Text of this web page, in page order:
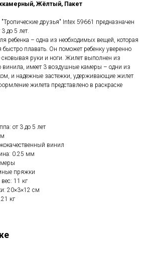
Жёлтый, Пакет
друзья" Intex 59661 предназначен
до 5 лет.
ребенка – одна из необходимых вещей, которая
быстро плавать. Он поможет ребенку уверенно
сковывая руки и ноги. Жилет выполнен из
винила, имеет 3 воздушные камеры – одни из
и надежные застежки, удерживающие жилет
жилета представлено в раскраске
от 3 до 5 лет
винил
0.25 мм
пряжки
11 кг
20×3×12 см
кг